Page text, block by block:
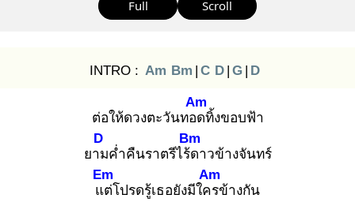
Full Scroll
INTRO : Am Bm | C D | G | D
ต่อให้ดวงตะวันทอด
Am
ทิ้งขอบฟ้า
ยาม
D
ค่ำคืนราตรีไร้ด
Bm
าวข้างจันทร์
แต่
Em
โปรดรู้เธอยังมีใคร
Am
ข้างกัน